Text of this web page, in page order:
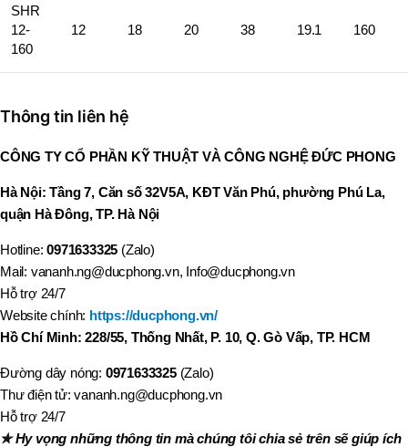
SHR
12-
160
12 18 20 38 19.1 160
Thông tin liên hệ
CÔNG TY CỔ PHẦN KỸ THUẬT VÀ CÔNG NGHỆ ĐỨC PHONG
Hà Nội: Tầng 7, Căn số 32V5A, KĐT Văn Phú, phường Phú La,
quận Hà Đông, TP. Hà Nội
Hotline:0971633325 (Zalo)
Mail: vananh.ng@ducphong.vn, Info@ducphong.vn
Hỗ trợ 24/7
Website chính: https://ducphong.vn/
Hồ Chí Minh: 228/55, Thống Nhất, P. 10, Q. Gò Vấp, TP. HCM
Đường dây nóng: 0971633325(Zalo)
Thư điện tử: vananh.ng@ducphong.vn
Hỗ trợ 24/7
✯ Hy vọng những thông tin mà chúng tôi chia sẻ trên sẽ giúp ích